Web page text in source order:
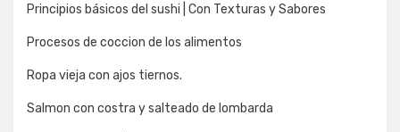
Principios básicos del sushi | Con Texturas y Sabores
Procesos de coccion de los alimentos
Ropa vieja con ajos tiernos.
Salmon con costra y salteado de lombarda